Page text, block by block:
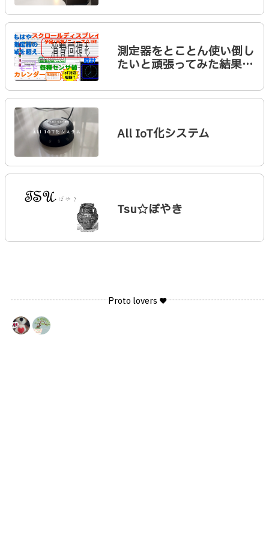
測定器をとことん使い倒し
たいと頑張ってみた結果…
All IoT化システム
Tsu☆ぼやき
Proto lovers ♥